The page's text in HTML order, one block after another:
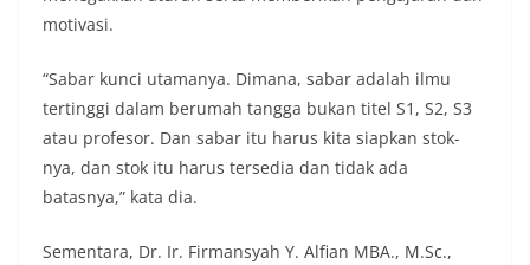
motivasi.
“Sabar kunci utamanya. Dimana, sabar adalah ilmu
tertinggi dalam berumah tangga bukan titel S1, S2, S3
atau profesor. Dan sabar itu harus kita siapkan stok-
nya, dan stok itu harus tersedia dan tidak ada
batasnya,” kata dia.
Sementara, Dr. Ir. Firmansyah Y. Alfian MBA., M.Sc.,